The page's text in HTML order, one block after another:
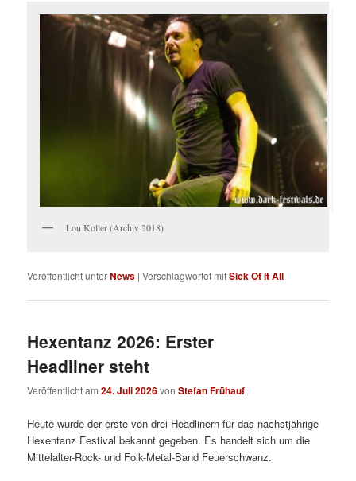
Lou Koller (Archiv 2018)
Veröffentlicht unterNews |Verschlagwortet mitSick Of It All
Hexentanz 2026: Erster
Headliner steht
Veröffentlicht am24. Juli 2026vonStefan Frühauf
Heute wurde der erste von drei Headlinern für das nächstjährige
Hexentanz Festival bekannt gegeben. Es handelt sich um die
Mittelalter-Rock- und Folk-Metal-Band Feuerschwanz.